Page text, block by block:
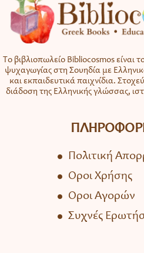
Το βιβλιοπωλείο Bibliocosmos είναι
ψυχαγωγίας στη Σουηδία με
και εκπαιδευτικά παιχνίδια.
διάδοση της Ελληνικής γλώσσας,
Πολιτική
Όροι Χρήσης
Όροι Αγορών
Συχνές